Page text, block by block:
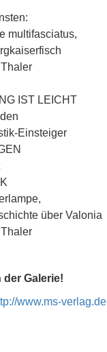
multifasciatus,
IST LEICHT
Einsteiger
über Valonia
der Galerie!
www.ms-verlag.de